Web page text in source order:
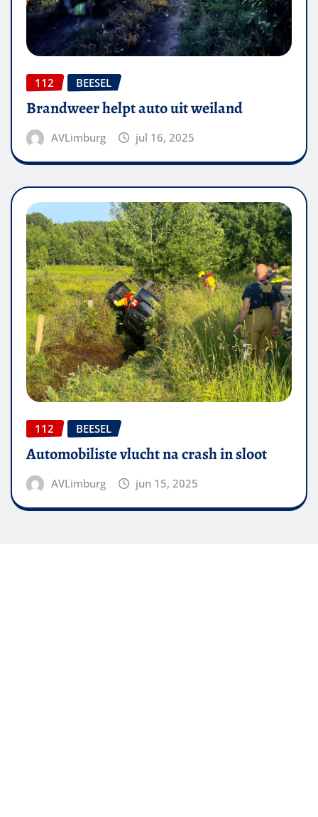
112 BEESEL
Brandweer helpt auto uit weiland
AVLimburg jul 16, 2025
112 BEESEL
Automobiliste vlucht na crash in sloot
AVLimburg jun 15, 2025